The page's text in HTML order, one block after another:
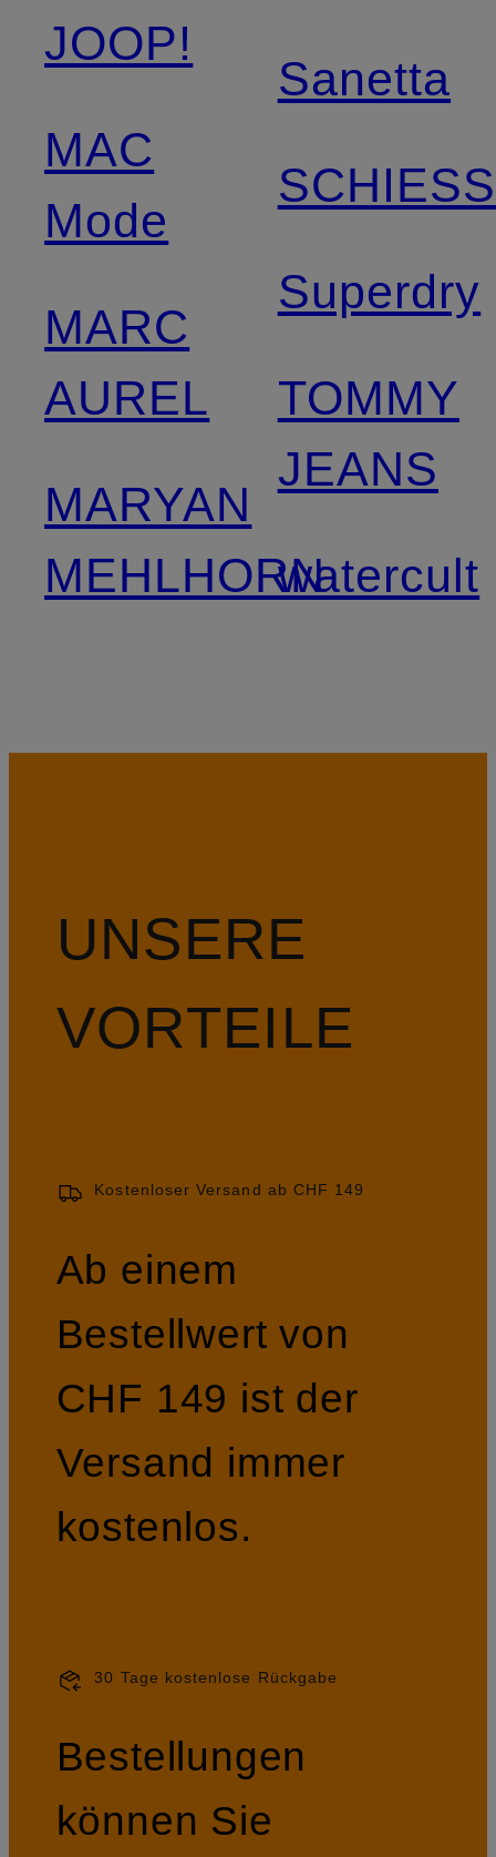
JOOP!
MAC
Mode
MARC
AUREL
MARYAN
MEHLHORN
Sanetta
Superdry
TOMMY
JEANS
watercult
UNSERE
VORTEILE
Kostenloser Versand ab CHF 149
Ab einem
Bestellwert von
CHF 149 ist der
Versand immer
kostenlos.
30 Tage kostenlose Rückgabe
Bestellungen
können Sie